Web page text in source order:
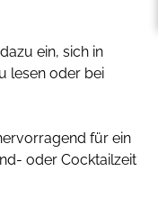
ein, sich in
lesen oder bei
für ein
oder Cocktailzeit